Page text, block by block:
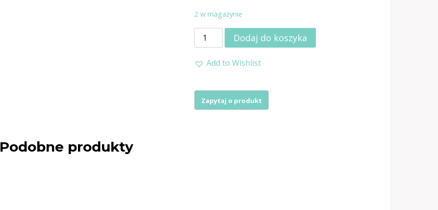
2 w magazynie
ilość
Wieszak
WI30
43
Dodaj do koszyka
Add to Wishlist
Podobne produkty